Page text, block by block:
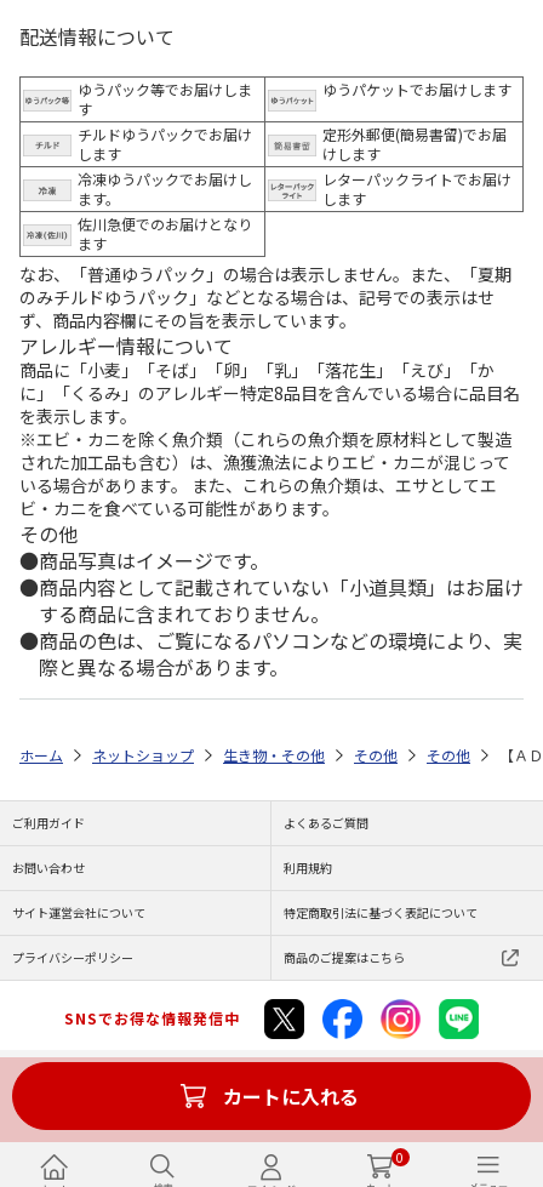
0
配送情報について
ゆうパック等でお届けしま
す
ゆうパケットでお届けします
チルドゆうパックでお届け
します
定形外郵便(簡易書留)でお届
けします
冷凍ゆうパックでお届けし
ます。
レターパックライトでお届け
します
佐川急便でのお届けとなり
ます
なお、「普通ゆうパック」の場合は表示しません。また、「夏期
のみチルドゆうパック」などとなる場合は、記号での表示はせ
ず、商品内容欄にその旨を表示しています。
アレルギー情報について
商品に「小麦」「そば」「卵」「乳」「落花生」「えび」「か
に」「くるみ」のアレルギー特定8品目を含んでいる場合に品目名
を表示します。
※エビ・カニを除く魚介類（これらの魚介類を原材料として製造
された加工品も含む）は、漁獲漁法によりエビ・カニが混じって
いる場合があります。 また、これらの魚介類は、エサとしてエ
ビ・カニを食べている可能性があります。
その他
商品写真はイメージです。
商品内容として記載されていない「小道具類」はお届け
する商品に含まれておりません。
商品の色は、ご覧になるパソコンなどの環境により、実
際と異なる場合があります。
カートに入れる
ホーム ネットショップ 生き物・その他 その他 その他 【Ａ
ご利用ガイド よくあるご質問
お問い合わせ 利用規約
サイト運営会社について 特定商取引法に基づく表記について
プライバシーポリシー 商品のご提案はこちら
SNSでお得な情報発信中